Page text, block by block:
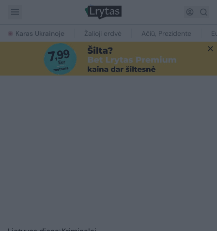
Karas Ukrainoje Žalioji erdvė Ačiū, Prezidente